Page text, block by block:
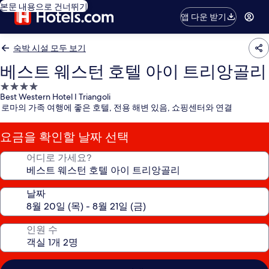
본문 내용으로 건너뛰기
앱 다운 받기
숙박 시설 모두 보기
베스트 웨스턴 호텔 아이 트리앙골리
4.0
성
급
숙
박
시
Best Western Hotel I Triangoli
로마의 가족 여행에 좋은 호텔, 전용 해변 있음, 쇼핑센터와 연결
요금을 확인할 날짜 선택
어디로 가세요?
날짜
인원 수